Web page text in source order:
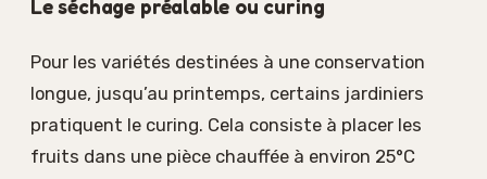
Le séchage préalable ou curing
Pour les variétés destinées à une conservation
longue, jusqu’au printemps, certains jardiniers
pratiquent le curing. Cela consiste à placer les
fruits dans une pièce chauffée à environ 25°C